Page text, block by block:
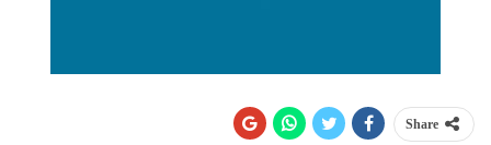
Share